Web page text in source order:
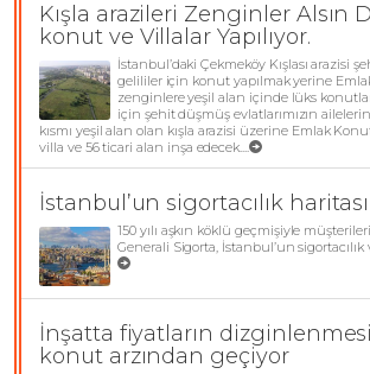
Kışla arazileri Zenginler Alsın
konut ve Villalar Yapılıyor.
İstanbul’daki Çekmeköy Kışlası arazisi
gelililer için konut yapılmak yerine
zenginlere yeşil alan içinde lüks
için şehit düşmüş evlatlarımızın
kısmı yeşil alan olan kışla arazisi üzerine Emlak
villa ve 56 ticari alan inşa edecek....
İstanbul’un sigortacılık haritası
150 yılı aşkın köklü geçmişiyle
Generali Sigorta, İstanbul’un sigortacılık
İnşatta fiyatların
konut arzından geçiyor